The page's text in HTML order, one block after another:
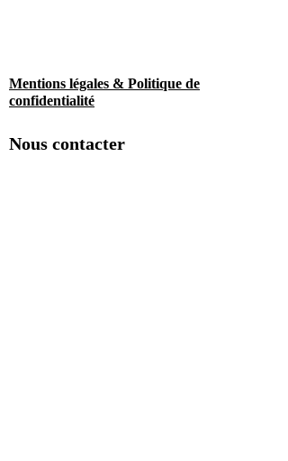
Mentions légales & Politique de
confidentialité
Nous contacter